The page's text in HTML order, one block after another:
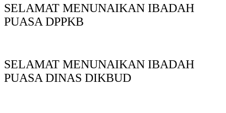
SELAMAT MENUNAIKAN IBADAH
PUASA DPPKB
SELAMAT MENUNAIKAN IBADAH
PUASA DINAS DIKBUD